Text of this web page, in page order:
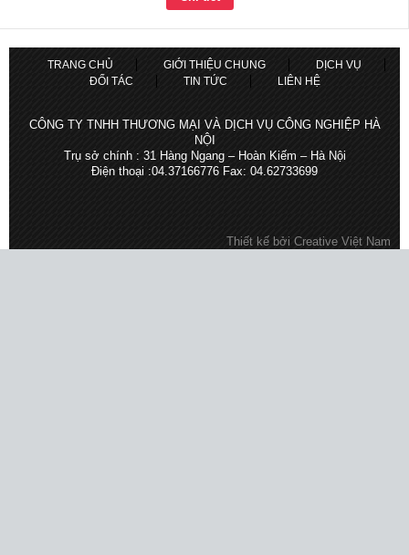
TRANG CHỦ GIỚI THIỆU CHUNG
DỊCH VỤ
ĐỐI TÁC
TIN TỨC LIÊN HỆ
CÔNG TY TNHH THƯƠNG MẠI VÀ DỊCH VỤ CÔNG NGHIỆP HÀ
NỘI
Trụ sở chính : 31 Hàng Ngang – Hoàn Kiếm – Hà Nội
Điện thoại :04.37166776 Fax: 04.62733699
Thiết kế bởi Creative Việt Nam